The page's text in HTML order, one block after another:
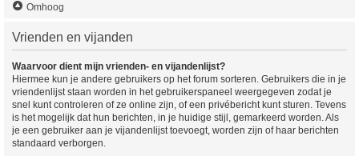
Omhoog
Vrienden en vijanden
Waarvoor dient mijn vrienden- en vijandenlijst?
Hiermee kun je andere gebruikers op het forum sorteren. Gebruikers die in je
vriendenlijst staan worden in het gebruikerspaneel weergegeven zodat je
snel kunt controleren of ze online zijn, of een privébericht kunt sturen. Tevens
is het mogelijk dat hun berichten, in je huidige stijl, gemarkeerd worden. Als
je een gebruiker aan je vijandenlijst toevoegt, worden zijn of haar berichten
standaard verborgen.